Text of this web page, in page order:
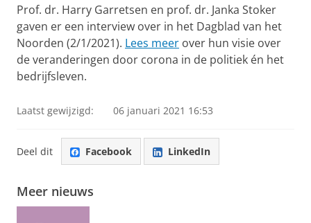
Prof. dr. Harry Garretsen en prof. dr. Janka Stoker
gaven er een interview over in het Dagblad van het
Noorden (2/1/2021). Lees meer over hun visie over
de veranderingen door corona in de politiek én het
bedrijfsleven.
Laatst gewijzigd: 06 januari 2021 16:53
Deel dit Facebook LinkedIn
Meer nieuws